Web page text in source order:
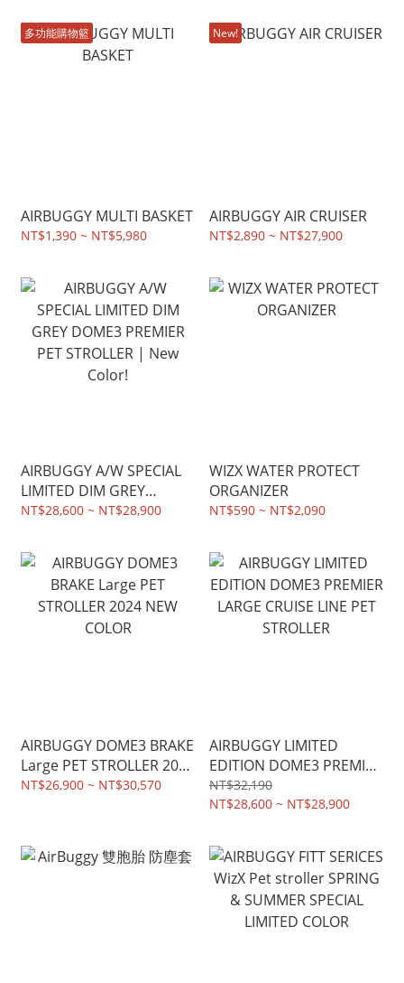
COLOR
多功能購物籃
AIRBUGGY MULTI BASKET
NT$1,390 ~ NT$5,980
New!
AIRBUGGY AIR CRUISER
NT$2,890 ~ NT$27,900
AIRBUGGY A/W SPECIAL
LIMITED DIM GREY
DOME3 PREMIER PET
NT$28,600 ~ NT$28,900
WIZX WATER PROTECT
ORGANIZER
NT$590 ~ NT$2,090
AIRBUGGY DOME3 BRAKE
Large PET STROLLER 2024
NEW COLOR
NT$26,900 ~ NT$30,570
AIRBUGGY LIMITED
EDITION DOME3 PREMIER
LARGE CRUISE LINE PET
STROLLER
NT$32,190
NT$28,600 ~ NT$28,900